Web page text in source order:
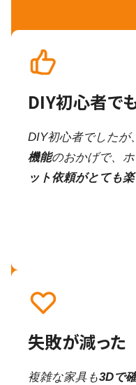
DIY初心者で
DIY初心者でしたが、
機能のおかげで、
ット依頼がとても楽
失敗が減った
複雑な家具も3Dで